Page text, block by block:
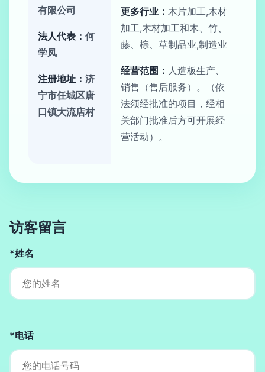
有限公司
法人代表： 何
学凤
注册地址： 济
宁市任城区唐
口镇大流店村
更多行业： 木片加工,木材
加工,木材加工和木、竹、
藤、棕、草制品业,制造业
经营范围： 人造板生产、
销售（售后服务）。（依
法须经批准的项目，经相
关部门批准后方可开展经
营活动）。
访客留言
*姓名
*电话